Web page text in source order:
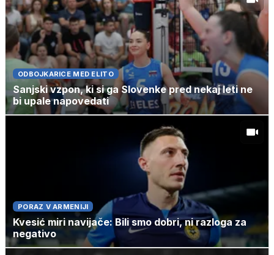
ODBOJKARICE MED ELITO
Sanjski vzpon, ki si ga Slovenke pred nekaj leti ne
bi upale napovedati
PORAZ V ARMENIJI
Kvesić miri navijače: Bili smo dobri, ni razloga za
negativo